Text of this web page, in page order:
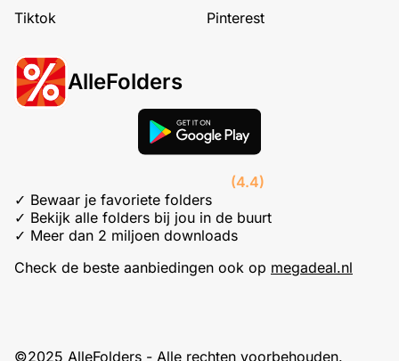
Tiktok
Pinterest
AlleFolders
(4.4)
✓ Bewaar je favoriete folders
✓ Bekijk alle folders bij jou in de buurt
✓ Meer dan 2 miljoen downloads
Check de beste aanbiedingen ook op megadeal.nl
©2025 AlleFolders - Alle rechten voorbehouden.